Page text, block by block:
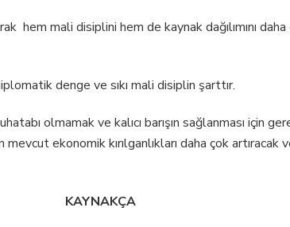
hem mali disiplini hem de kaynak dağılımını
denge ve sıkı mali disiplin şarttır.
olmamak ve kalıcı barışın sağlanması için
mevcut ekonomik kırılganlıkları daha çok
KAYNAKÇA